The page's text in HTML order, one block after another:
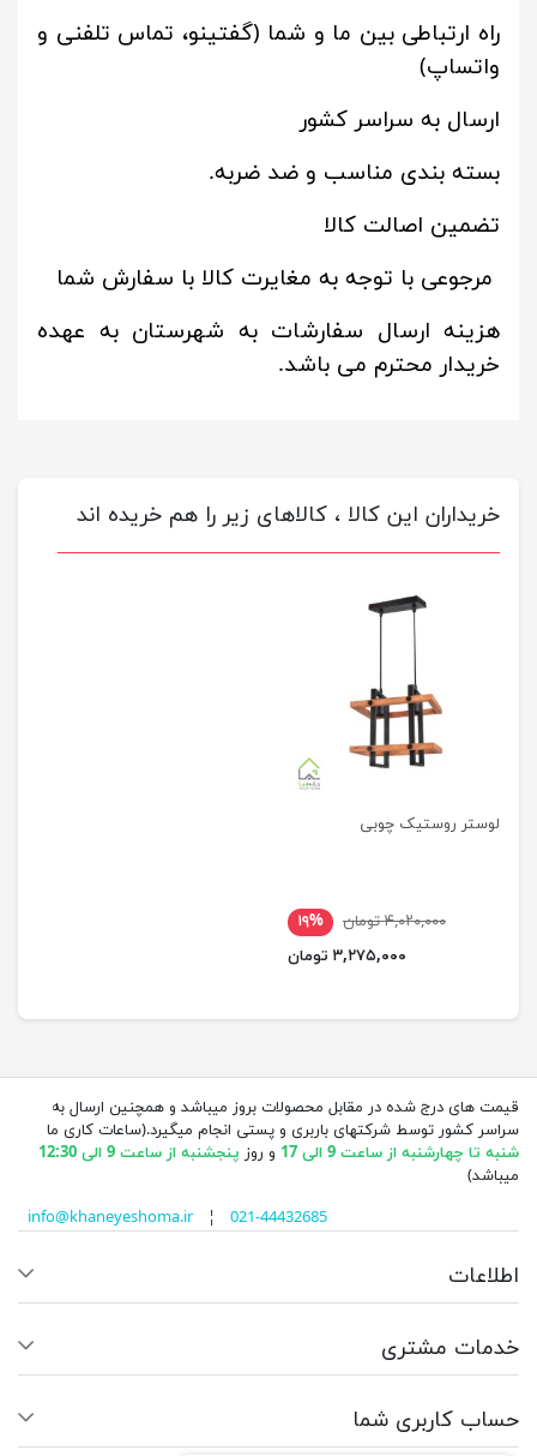
راه ارتباطی بین ما و شما (گفتینو، تماس تلفنی و
واتساپ)
ارسال به سراسر کشور
بسته بندی مناسب و ضد ضربه.
تضمین اصالت کالا
مرجوعی با توجه به مغایرت کالا با سفارش شما
هزینه ارسال سفارشات به شهرستان به عهده
خریدار محترم می باشد.
خریداران این کالا ، کالاهای زیر را هم خریده اند
لوستر روستیک چوبی
۴,۰۲۰,۰۰۰ تومان
۱۹%
۳,۲۷۵,۰۰۰ تومان
قیمت های درج شده در مقابل محصولات بروز میباشد و همچنین ارسال به
سراسر کشور توسط شرکتهای باربری و پستی انجام میگیرد.(ساعات کاری ما
شنبه تا چهارشنبه از ساعت 9 الی 17
و روز پنجشنبه از ساعت 9 الی 12:30
میباشد)
info@khaneyeshoma.ir¦ 021-44432685
اطلاعات
خدمات مشتری
حساب کاربری شما